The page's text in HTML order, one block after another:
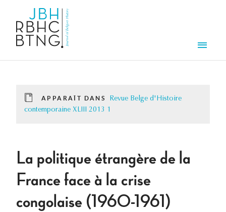
APPARAÎT DANS
Revue Belge d'Histoire
contemporaine XLIII 2013 1
La politique étrangère de la
France face à la crise
congolaise (1960-1961)